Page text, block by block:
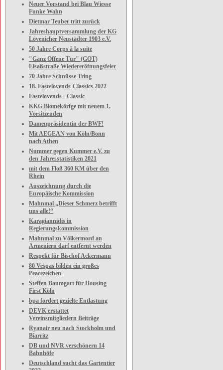
Neuer Vorstand bei Blau Wiesse
Funke Wahn
Dietmar Teuber tritt zurück
Jahreshauptversammlung der KG
Lövenicher Neustädter 1903 e.V.
50 Jahre Corps à la suite
"Ganz Offene Tür" (GOT)
Elsaßstraße Wiedereröfnungsfeier
70 Jahre Schnüsse Tring
18. Fastelovends-Classics 2022
Fastelovends - Classic
KKG Blomekörfge mit neuem 1.
Vorsitzenden
Damenpräsidentin der BWF!
Mit AEGEAN von Köln/Bonn
nach Athen
Nummer gegen Kummer e.V. zu
den Jahresstatistiken 2021
mit dem Floß 360 KM über den
Rhein
Auszeichnung durch die
Europäische Kommission
Mahnmal „Dieser Schmerz betrifft
uns alle!“
Karagiannidis in
Regierungskommission
Mahnmal zu Völkermord an
Armeniern darf entfernt werden
Respekt für Bischof Ackermann
80 Vespas bilden ein großes
Peacezeichen
Steffen Baumgart für Housing
First Köln
bpa fordert gezielte Entlastung
DEVK erstattet
Vereinsmitgliedern Beiträge
Ryanair neu nach Stockholm und
Biarritz
DB und NVR verschönern 14
Bahnhöfe
Deutschland sucht das Gartentier